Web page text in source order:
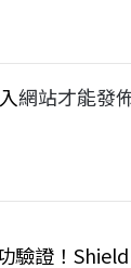
網站才能發
驗證！